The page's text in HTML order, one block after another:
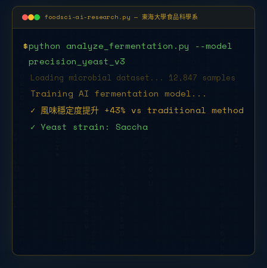
foodsci-ai-research.py — 東海大學食品科學系
$python analyze_fermentation.py --model
precision_yeast_v3
Loading microbial dataset... 12,847 samples
Training AI fermentation model...
✓ 風味穩定度提升 +43% vs traditional method
✓ Yeast strain: Saccharomyces